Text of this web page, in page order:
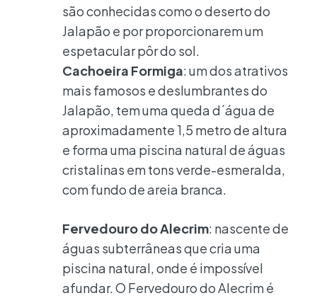
são conhecidas como o deserto do
Jalapão e por proporcionarem um
espetacular pôr do sol.
Cachoeira Formiga: um dos atrativos
mais famosos e deslumbrantes do
Jalapão, tem uma queda d´água de
aproximadamente 1,5 metro de altura
e forma uma piscina natural de águas
cristalinas em tons verde-esmeralda,
com fundo de areia branca.
Fervedouro do Alecrim: nascente de
águas subterrâneas que cria uma
piscina natural, onde é impossível
afundar. O Fervedouro do Alecrim é